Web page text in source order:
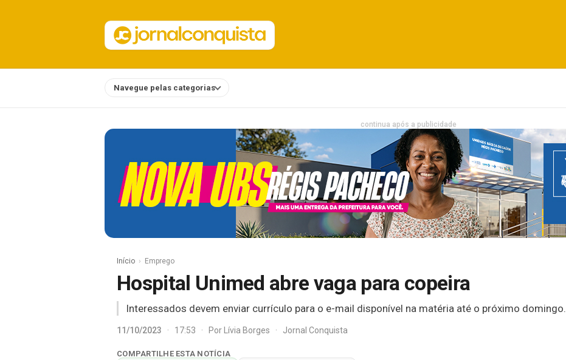
Navegue pelas categorias
continua após a publicidade
Início Emprego
Hospital Unimed abre vaga para copeira
Interessados devem enviar currículo para o e-mail disponível na matéria até o próximo domingo.
11/10/2023 · 17:53 · PorLívia Borges · Jornal Conquista
COMPARTILHE ESTA NOTÍCIA